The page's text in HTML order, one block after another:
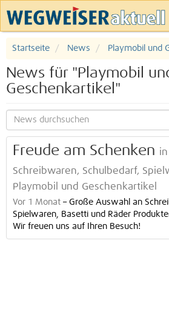
Startseite News Playmobil und
News für "Playmobil
Geschenkartikel"
Freude am Schenken
Schreibwaren, Schulbedarf,
Playmobil und Geschenkartikel
Vor 1 Monat – Große Auswahl an
Spielwaren, Basetti und Räder
Wir freuen uns auf Ihren Besuch!